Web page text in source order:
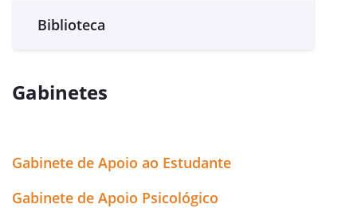
Biblioteca
Gabinetes
Gabinete de Apoio ao Estudante
Gabinete de Apoio Psicológico